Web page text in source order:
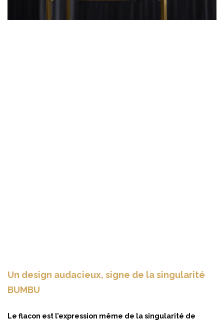
Un design audacieux, signe de la singularité
BUMBU
Le flacon est l’expression même de la singularité de